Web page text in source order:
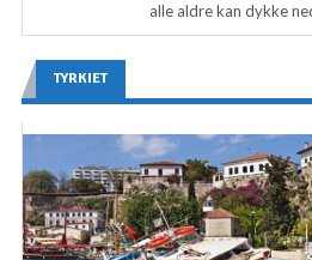
alle aldre kan dykke
TYRKIET